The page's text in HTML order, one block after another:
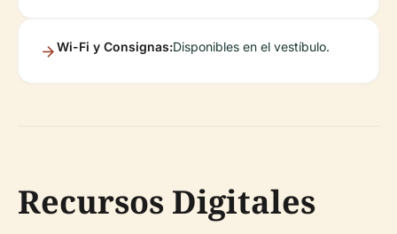
Wi-Fi y Consignas:Disponibles en el vestíbulo.
Recursos Digitales